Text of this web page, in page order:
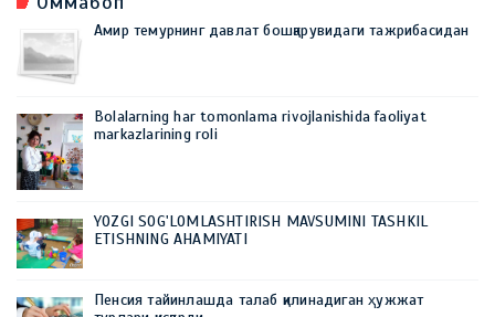
Амир темурнинг давлат бошқарувидаги тажрибасидан
Bolalarning har tomonlama rivojlanishida faoliyat
markazlarining roli
YOZGI SOG'LOMLASHTIRISH MAVSUMINI TASHKIL
ETISHNING AHAMIYATI
Пенсия тайинлашда талаб қилинадиган ҳужжат